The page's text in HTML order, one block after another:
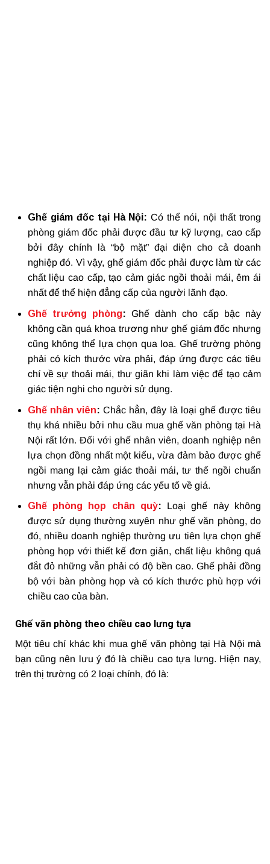
Ghế giám đốc tại Hà Nội: Có thể nói, nội thất trong
phòng giám đốc phải được đầu tư kỹ lượng, cao cấp
bởi đây chính là “bộ mặt” đại diện cho cả doanh
nghiệp đó. Vì vậy, ghế giám đốc phải được làm từ các
chất liệu cao cấp, tạo cảm giác ngồi thoải mái, êm ái
nhất để thể hiện đẳng cấp của người lãnh đạo.
Ghế trưởng phòng: Ghế dành cho cấp bậc này
không cần quá khoa trương như ghế giám đốc nhưng
cũng không thể lựa chọn qua loa. Ghế trường phòng
phải có kích thước vừa phải, đáp ứng được các tiêu
chí về sự thoải mái, thư giãn khi làm việc để tạo cảm
giác tiện nghi cho người sử dụng.
Ghế nhân viên: Chắc hẳn, đây là loại ghế được tiêu
thụ khá nhiều bởi nhu cầu mua ghế văn phòng tại Hà
Nội rất lớn. Đối với ghế nhân viên, doanh nghiệp nên
lựa chọn đồng nhất một kiểu, vừa đảm bảo được ghế
ngồi mang lại cảm giác thoải mái, tư thế ngồi chuẩn
nhưng vẫn phải đáp ứng các yếu tố về giá.
Ghế phòng họp chân quỳ: Loại ghế này không
được sử dụng thường xuyên như ghế văn phòng, do
đó, nhiều doanh nghiệp thường ưu tiên lựa chọn ghế
phòng họp với thiết kế đơn giản, chất liệu không quá
đắt đỏ những vẫn phải có độ bền cao. Ghế phải đồng
bộ với bàn phòng họp và có kích thước phù hợp với
chiều cao của bàn.
Ghế văn phòng theo chiều cao lưng tựa
Một tiêu chí khác khi mua ghế văn phòng tại Hà Nội mà
bạn cũng nên lưu ý đó là chiều cao tựa lưng. Hiện nay,
trên thị trường có 2 loại chính, đó là: